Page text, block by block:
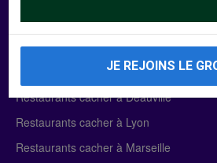
Liste des restaurants cacher
Restaurants cacher à Paris
Restaurants cacher à Deauville
Restaurants cacher à Lyon
Restaurants cacher à Marseille
JE REJOINS LE